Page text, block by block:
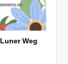
Weg